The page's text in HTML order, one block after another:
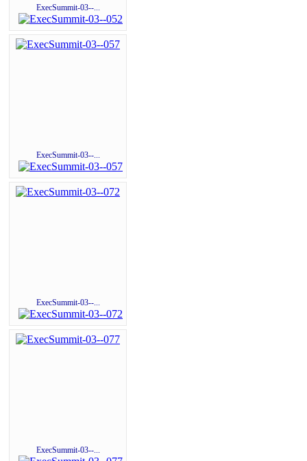
ExecSummit-03--...
ExecSummit-03--...
ExecSummit-03--...
ExecSummit-03--...